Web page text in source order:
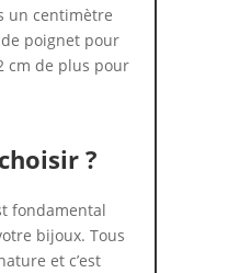
un centimètre
poignet pour
cm de plus pour
?
fondamental
bijoux. Tous
et c’est